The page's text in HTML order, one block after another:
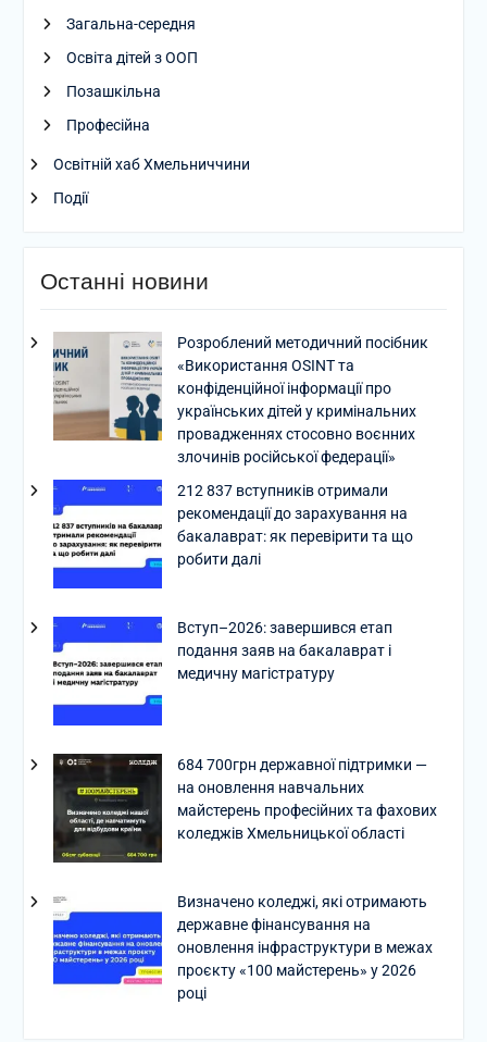
Загальна-середня
Освіта дітей з ООП
Позашкільна
Професійна
Освітній хаб Хмельниччини
Події
Останні новини
Розроблений методичний посібник
«Використання OSINT та
конфіденційної інформації про
українських дітей у кримінальних
провадженнях стосовно воєнних
злочинів російської федерації»
212 837 вступників отримали
рекомендації до зарахування на
бакалаврат: як перевірити та що
робити далі
Вступ–2026: завершився етап
подання заяв на бакалаврат і
медичну магістратуру
684 700грн державної підтримки —
на оновлення навчальних
майстерень професійних та фахових
коледжів Хмельницької області
Визначено коледжі, які отримають
державне фінансування на
оновлення інфраструктури в межах
проєкту «100 майстерень» у 2026
році